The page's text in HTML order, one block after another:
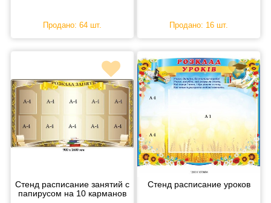
Продано: 64 шт. Продано: 16 шт.
Стенд расписание занятий с
папирусом на 10 карманов
Стенд расписание уроков